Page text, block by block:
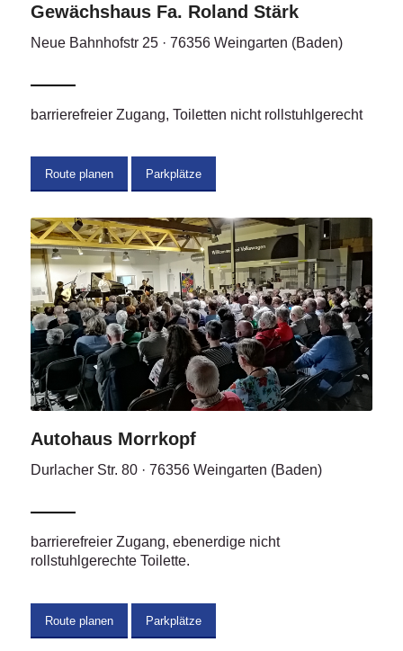
Gewächshaus Fa. Roland Stärk
Neue Bahnhofstr 25 · 76356 Weingarten (Baden)
barrierefreier Zugang, Toiletten nicht rollstuhlgerecht
Route planen Parkplätze
Autohaus Morrkopf
Durlacher Str. 80 · 76356 Weingarten (Baden)
barrierefreier Zugang, ebenerdige nicht
rollstuhlgerechte Toilette.
Route planen Parkplätze